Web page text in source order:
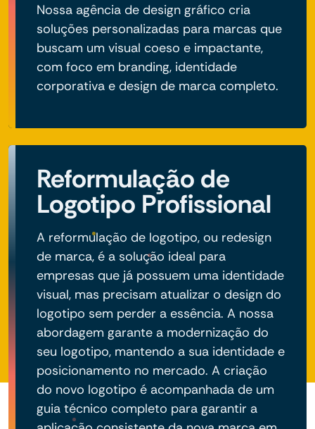
Nossa agência de design gráfico cria
soluções personalizadas para marcas que
buscam um visual coeso e impactante,
com foco em branding, identidade
corporativa e design de marca completo.
Reformulação de
Logotipo Profissional
A reformulação de logotipo, ou redesign
de marca, é a solução ideal para
empresas que já possuem uma identidade
visual, mas precisam atualizar o design do
logotipo sem perder a essência. A nossa
abordagem garante a modernização do
seu logotipo, mantendo a sua identidade e
posicionamento no mercado. A criação
do novo logotipo é acompanhada de um
guia técnico completo para garantir a